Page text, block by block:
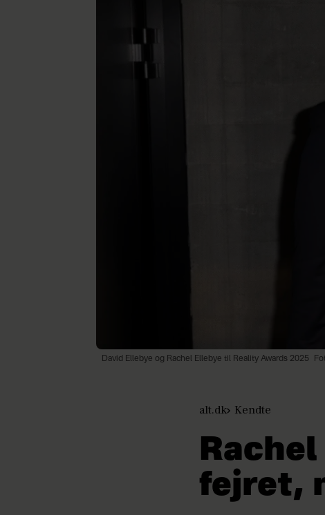
David Ellebye og Rachel Ellebye til Reality Awards 2025
alt.dk Kendte
fejret,